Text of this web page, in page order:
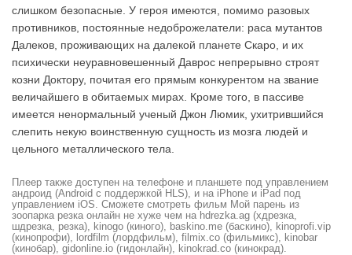
слишком безопасные. У героя имеются, помимо разовых
противников, постоянные недоброжелатели: раса мутантов
Далеков, проживающих на далекой планете Скаро, и их
психически неуравновешенный Даврос непрерывно строят
козни Доктору, почитая его прямым конкурентом на звание
величайшего в обитаемых мирах. Кроме того, в пассиве
имеется ненормальный ученый Джон Люмик, ухитрившийся
слепить некую воинственную сущность из мозга людей и
цельного металлического тела.
Плеер также доступен на телефоне и планшете под управлением
андроид (Android с поддержкой HLS), и на iPhone и iPad под
управлением iOS. Сможете смотреть фильм Мой парень из
зоопарка резка онлайн не хуже чем на hdrezka.ag (хдрезка,
шдрезка, резка), kinogo (киного), baskino.me (баскино), kinoprofi.vip
(кинопрофи), lordfilm (лордфильм), filmix.co (фильмикс), kinobar
(кинобар), gidonline.io (гидонлайн), kinokrad.сo (кинокрад).